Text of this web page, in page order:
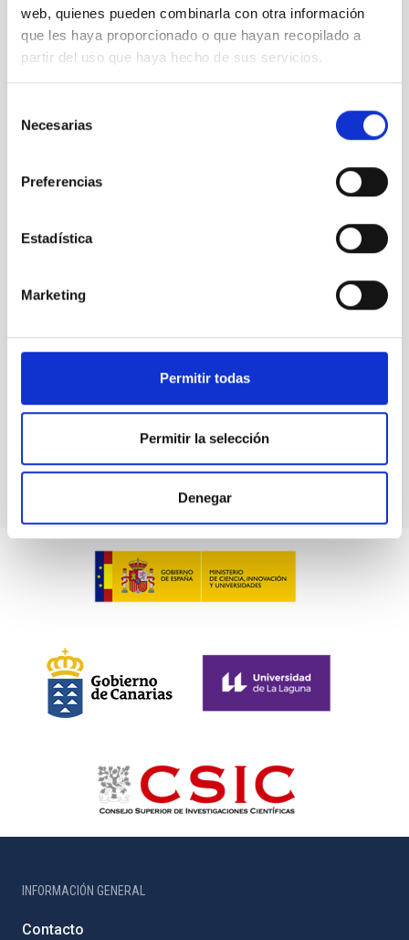
web, quienes pueden combinarla con otra información
que les haya proporcionado o que hayan recopilado a
partir del uso que haya hecho de sus servicios.
Necesarias
Preferencias
Estadística
Marketing
Permitir todas
Permitir la selección
Denegar
TCS
Telescopio Carlos Sanchez
Telescopio Solar GREGOR
DiurnoØ 150.00 cm
INFORMACIÓN GENERAL
Contacto